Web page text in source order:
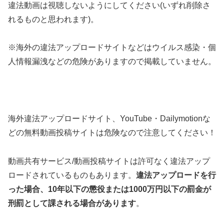
違法動画は視聴しないようにしてください(いずれ削除さ
れるものと思われます)。
※海外の違法アップロードサイトなどはウイルス感染・個
人情報漏洩などの危険がありますので掲載していません。
海外違法アップロードサイト、YouTube・Dailymotionな
どの無料動画投稿サイトは危険なので注意してください！
動画共有サービス/動画投稿サイトは許可なく違法アップ
ロードされているものもあります。 違法アップロードを行
った場合、10年以下の懲役または1000万円以下の罰金が
刑罰として課される場合があります。